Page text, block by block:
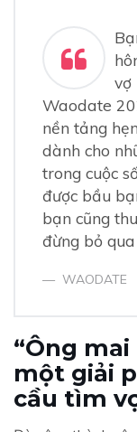
Tiết kiệm
Waodate
Waodate
phương một
Tìm hiểu kỹ
3.Một số lưu ý
trang web
Tìm hiểu kỹ
tiếp
Tối ưu “đối
vợ
Waodate
nền tảng
dành cho
trong cuộc
được bầu
bạn cũng
đừng bỏ
WAODATE
“Ông
một giải
cầu tìm